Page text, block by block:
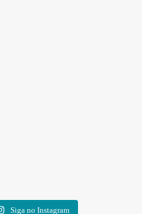
Siga no Instagram